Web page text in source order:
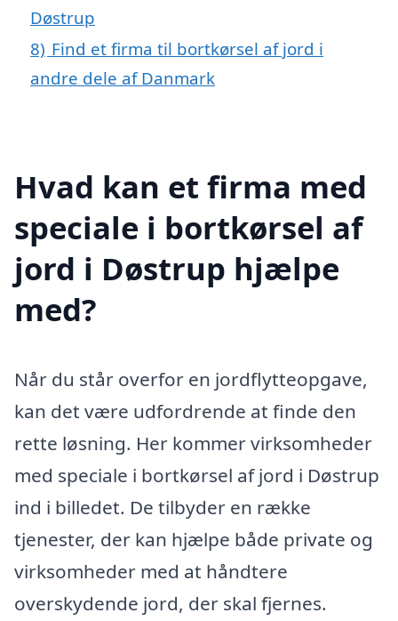
Døstrup
8) Find et firma til bortkørsel af jord i
andre dele af Danmark
Hvad kan et firma med
speciale i bortkørsel af
jord i Døstrup hjælpe
med?
Når du står overfor en jordflytteopgave,
kan det være udfordrende at finde den
rette løsning. Her kommer virksomheder
med speciale i bortkørsel af jord i Døstrup
ind i billedet. De tilbyder en række
tjenester, der kan hjælpe både private og
virksomheder med at håndtere
overskydende jord, der skal fjernes.